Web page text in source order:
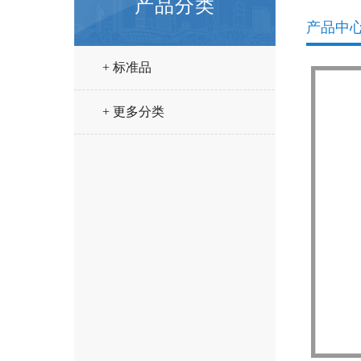
产品分类
+ 标准品
+ 更多分类
产品中